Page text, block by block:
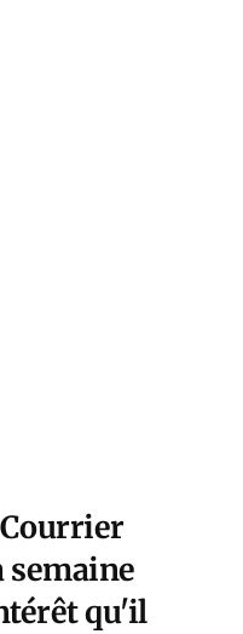
semaine
qu'il